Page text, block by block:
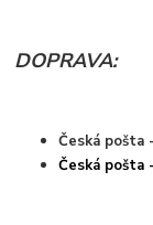
DOPRAVA:
Česká pošta
Česká pošta